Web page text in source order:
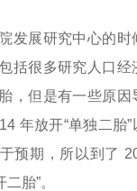
发展研究中心的时
括很多研究人口经
，但是有一些原因
年放开“单独二胎
预期，所以到了
胎”。